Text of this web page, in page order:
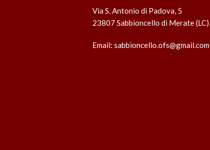
Via S. Antonio di Padova, 5
23807 Sabbioncello di Merate (LC)
Email: sabbioncello.ofs@gmail.com